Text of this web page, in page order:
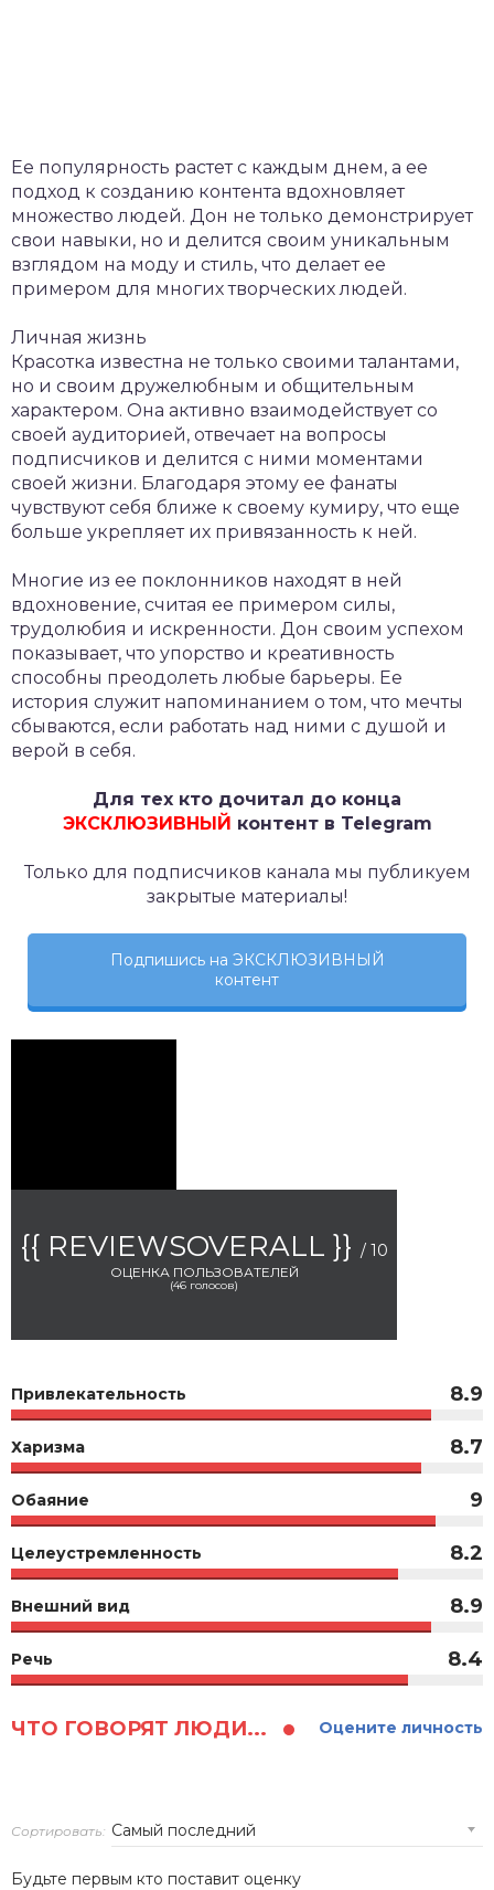
Ее популярность растет с каждым днем, а ее
подход к созданию контента вдохновляет
множество людей. Дон не только демонстрирует
свои навыки, но и делится своим уникальным
взглядом на моду и стиль, что делает ее
примером для многих творческих людей.
Личная жизнь
Красотка известна не только своими талантами,
но и своим дружелюбным и общительным
характером. Она активно взаимодействует со
своей аудиторией, отвечает на вопросы
подписчиков и делится с ними моментами
своей жизни. Благодаря этому ее фанаты
чувствуют себя ближе к своему кумиру, что еще
больше укрепляет их привязанность к ней.
Многие из ее поклонников находят в ней
вдохновение, считая ее примером силы,
трудолюбия и искренности. Дон своим успехом
показывает, что упорство и креативность
способны преодолеть любые барьеры. Ее
история служит напоминанием о том, что мечты
сбываются, если работать над ними с душой и
верой в себя.
Для тех кто дочитал до конца
ЭКСКЛЮЗИВНЫЙ контент в Telegram
Только для подписчиков канала мы публикуем
закрытые материалы!
Подпишись на ЭКСКЛЮЗИВНЫЙ
контент
{{ REVIEWSOVERALL }} / 10
ОЦЕНКА ПОЛЬЗОВАТЕЛЕЙ
(46 голосов)
Привлекательность 8.9
Харизма 8.7
Обаяние 9
Целеустремленность 8.2
Внешний вид 8.9
Речь 8.4
ЧТО ГОВОРЯТ ЛЮДИ... Оцените личность
Сортировать:
Будьте первым кто поставит оценку